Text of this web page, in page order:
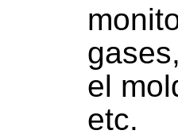
el
etc.